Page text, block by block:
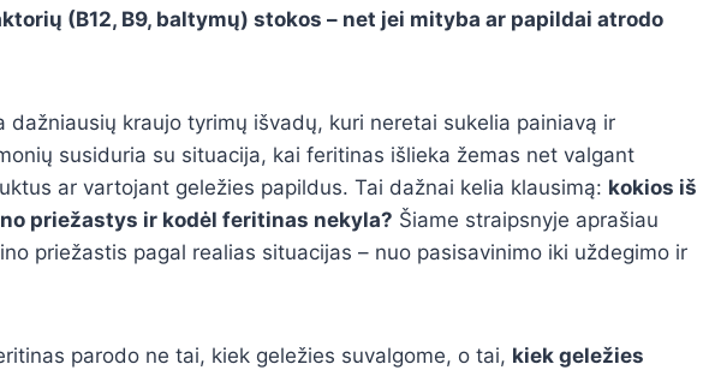
(B12, B9, baltymų) stokos – net jei mityba ar papildai atrodo
dažniausių kraujo tyrimų išvadų, kuri neretai sukelia painiavą ir
susiduria su situacija, kai feritinas išlieka žemas net valgant
ar vartojant geležies papildus. Tai dažnai kelia klausimą: kokios iš
priežastys ir kodėl feritinas nekyla? Šiame straipsnyje aprašiau
priežastis pagal realias situacijas – nuo pasisavinimo iki uždegimo ir
parodo ne tai, kiek geležies suvalgome, o tai, kiek geležies